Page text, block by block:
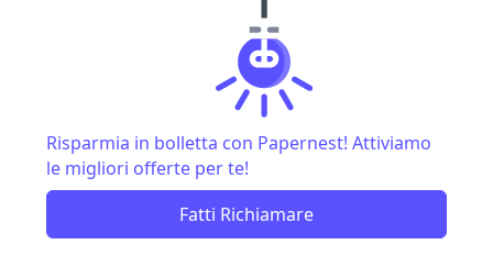
Risparmia in bolletta con Papernest! Attiviamo
le migliori offerte per te!
Fatti Richiamare